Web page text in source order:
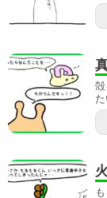
た